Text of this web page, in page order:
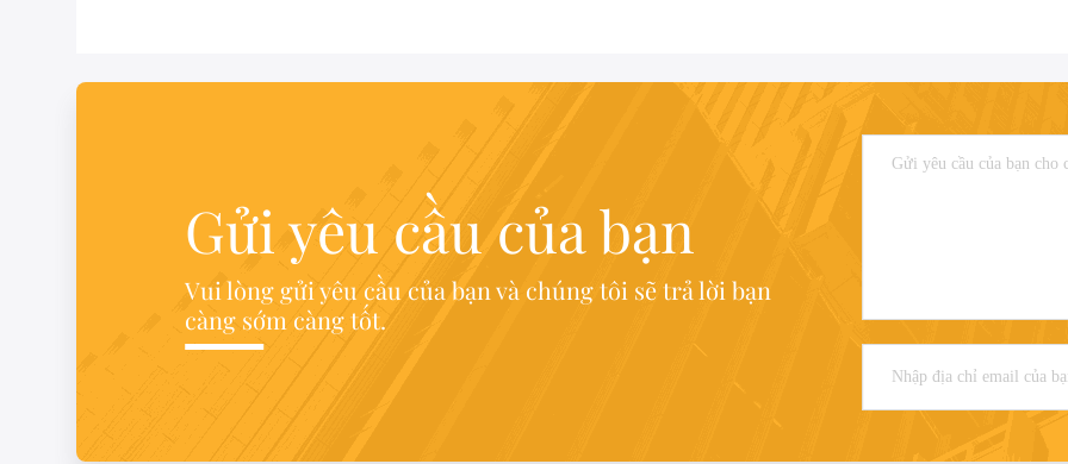
Gửi yêu cầu của bạn
Vui lòng gửi yêu cầu của bạn và chúng tôi sẽ trả lời bạn
càng sớm càng tốt.